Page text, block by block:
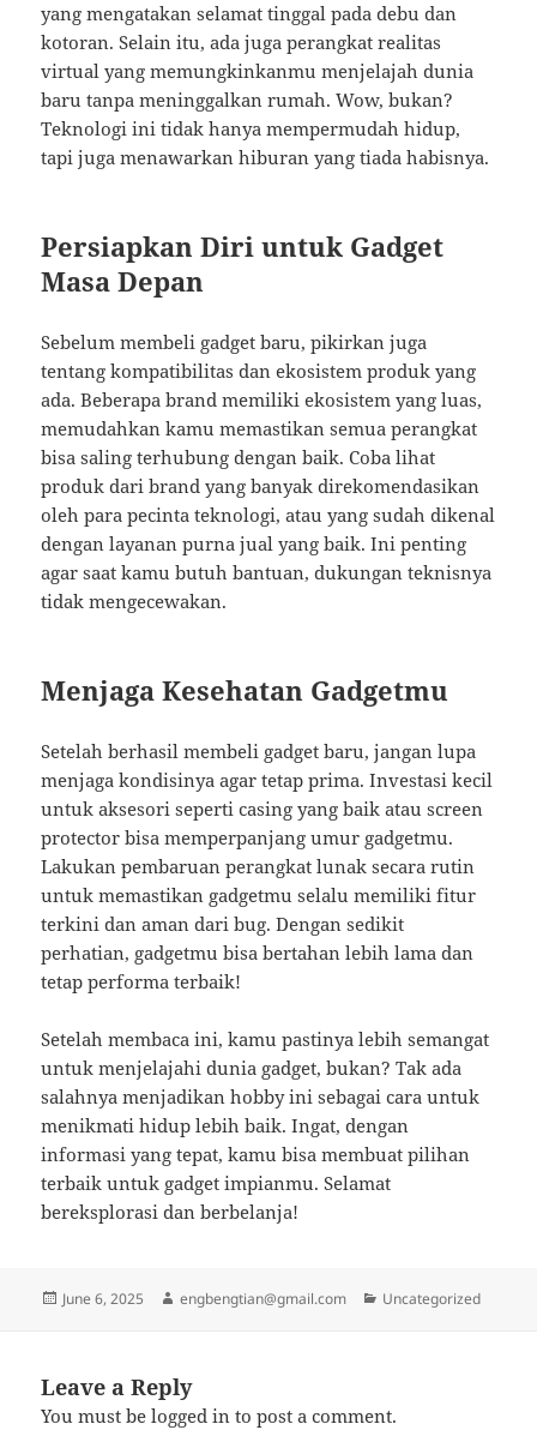
yang mengatakan selamat tinggal pada debu dan
kotoran. Selain itu, ada juga perangkat realitas
virtual yang memungkinkanmu menjelajah dunia
baru tanpa meninggalkan rumah. Wow, bukan?
Teknologi ini tidak hanya mempermudah hidup,
tapi juga menawarkan hiburan yang tiada habisnya.
Persiapkan Diri untuk Gadget
Masa Depan
Sebelum membeli gadget baru, pikirkan juga
tentang kompatibilitas dan ekosistem produk yang
ada. Beberapa brand memiliki ekosistem yang luas,
memudahkan kamu memastikan semua perangkat
bisa saling terhubung dengan baik. Coba lihat
produk dari brand yang banyak direkomendasikan
oleh para pecinta teknologi, atau yang sudah dikenal
dengan layanan purna jual yang baik. Ini penting
agar saat kamu butuh bantuan, dukungan teknisnya
tidak mengecewakan.
Menjaga Kesehatan Gadgetmu
Setelah berhasil membeli gadget baru, jangan lupa
menjaga kondisinya agar tetap prima. Investasi kecil
untuk aksesori seperti casing yang baik atau screen
protector bisa memperpanjang umur gadgetmu.
Lakukan pembaruan perangkat lunak secara rutin
untuk memastikan gadgetmu selalu memiliki fitur
terkini dan aman dari bug. Dengan sedikit
perhatian, gadgetmu bisa bertahan lebih lama dan
tetap performa terbaik!
Setelah membaca ini, kamu pastinya lebih semangat
untuk menjelajahi dunia gadget, bukan? Tak ada
salahnya menjadikan hobby ini sebagai cara untuk
menikmati hidup lebih baik. Ingat, dengan
informasi yang tepat, kamu bisa membuat pilihan
terbaik untuk gadget impianmu. Selamat
bereksplorasi dan berbelanja!
Posted
June 6, 2025 Author
engbengtian@gmail.com Categories
Uncategorized
Leave a Reply
You must belogged in to post a comment.